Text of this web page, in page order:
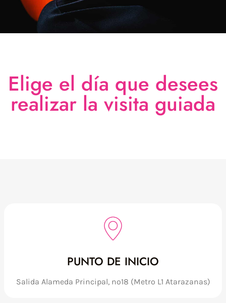
Elige el día que desees
realizar la visita guiada
PUNTO DE INICIO
Salida Alameda Principal, nº18 (Metro L1 Atarazanas)